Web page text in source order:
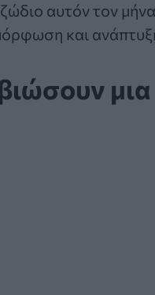
αυτόν τον μήνα
και